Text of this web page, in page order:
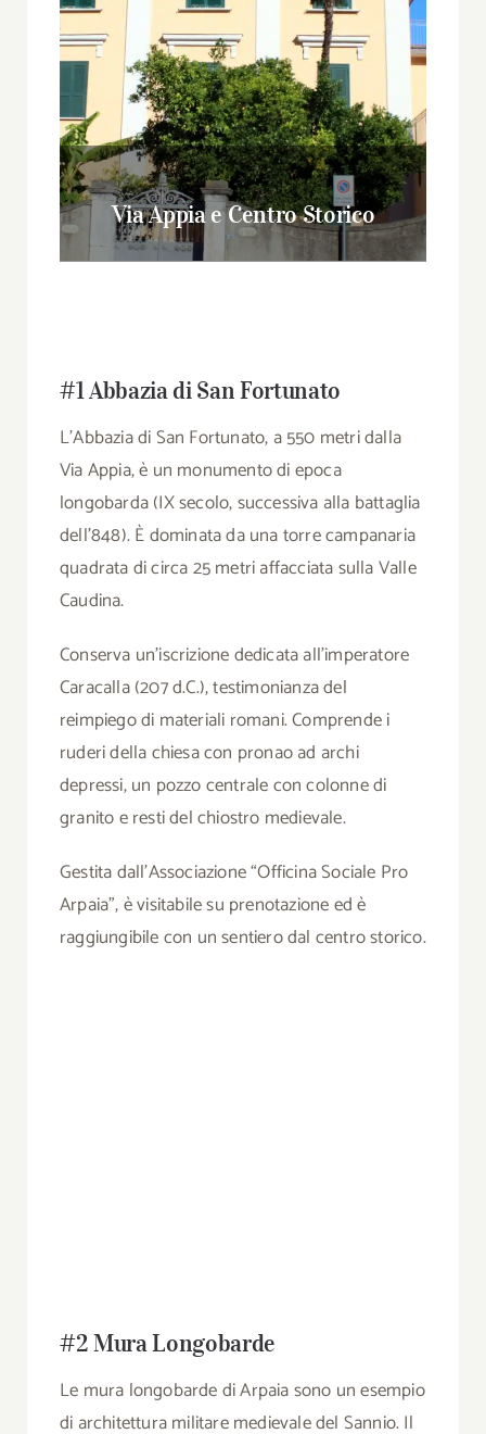
Via Appia e Centro Storico
#1 Abbazia di San Fortunato
L’Abbazia di San Fortunato, a 550 metri dalla
Via Appia, è un monumento di epoca
longobarda (IX secolo, successiva alla battaglia
dell’848). È dominata da una torre campanaria
quadrata di circa 25 metri affacciata sulla Valle
Caudina.
Conserva un’iscrizione dedicata all’imperatore
Caracalla (207 d.C.), testimonianza del
reimpiego di materiali romani. Comprende i
ruderi della chiesa con pronao ad archi
depressi, un pozzo centrale con colonne di
granito e resti del chiostro medievale.
Gestita dall’Associazione “Officina Sociale Pro
Arpaia”, è visitabile su prenotazione ed è
raggiungibile con un sentiero dal centro storico.
#2 Mura Longobarde
Le mura longobarde di Arpaia sono un esempio
di architettura militare medievale del Sannio. Il